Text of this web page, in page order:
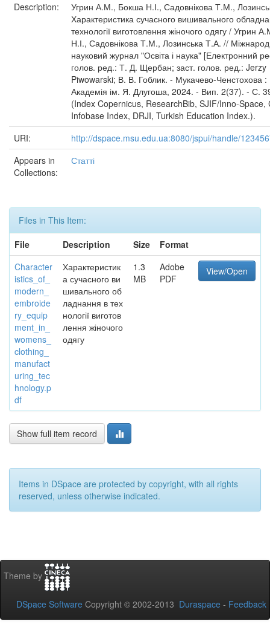
Description:
Угрин А.М., Бокша Н.І., Садовнікова Т.М.,
Характеристика сучасного вишивального
технології виготовлення жіночого одягу / Угрин
Н.І., Садовнікова Т.М., Лозинська Т.А. //
науковий журнал "Освіта і наука" [Електронний
голов. ред.: Т. Д. Щербан; заст. голов. ред.: Jerzy
Piwowarski; В. В. Гоблик. - Мукачево-
Академія ім. Я. Длугоша, 2024. - Вип. 2(37). - С.
(Index Copernicus, ResearchBib, SJIF/Inno-Space,
Infobase Index, DRJI, Turkish Education Index.).
URI:
http://dspace.msu.edu.ua:8080/jspui/handle/
Appears in
Collections:
Статті
Files in This Item:
File
Description Size
Format
Character
istics_of_
modern_
embroide
ry_equip
ment_in_
womens_
clothing_
manufact
uring_tec
hnology.p
df
Характеристик
а сучасного ви
шивального об
ладнання в тех
нології виготов
лення жіночого
одягу
1.3
MB
Adobe
PDF
View/Open
Show full item record
Items in DSpace are protected by copyright, with all rights
reserved, unless otherwise indicated.
Theme by
DSpace Software Copyright © 2002-2013 Duraspace - Feedback